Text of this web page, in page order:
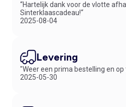
“Hartelijk dank voor de vlotte
Sinterklaascadeau!“
2025-08-04
Levering
"Weer een prima bestelling en op
2025-05-30